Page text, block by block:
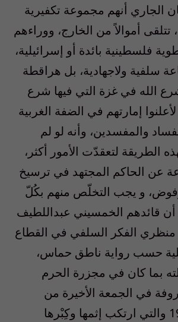
الجاري أنهم مجموعة تكفيرية
أموالاً من الخارج، ووراءهم
فلسطينية بائدة أو إسرائيلية،
سلفية ولاجهادية، بل هراقطة
الله في غزة التي فيها شرع
إمارتهم في الضفة الغربية
والمفسدين، وأنه لو لم
الطريقة لتعقدّت الأمور أكثر،
عن الحاكم المجتهد في ترسيخ
و يجب التخلّص منهم بكُلّ
أن قائدهم الخمسيني عبداللطيف
الفكر السلفي في القطاع
حسب رواية ناطق حماس،
بما كان في مجزرة الحرم
في الجمعة الأخيرة من
رمضان عام 1994 والتي ارتكب إثمها وكِبْرها